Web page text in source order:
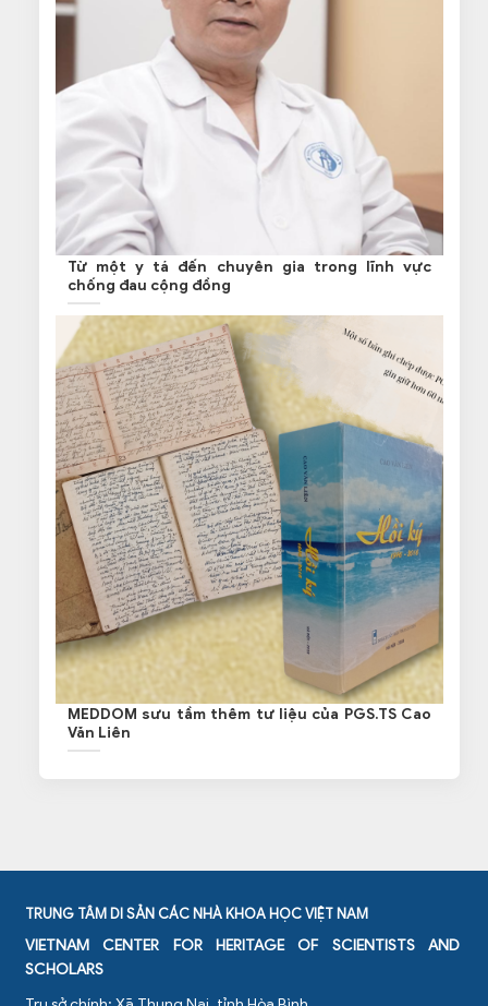
Từ một y tá đến chuyên gia trong lĩnh vực
chống đau cộng đồng
MEDDOM sưu tầm thêm tư liệu của PGS.TS Cao
Văn Liên
TRUNG TÂM DI SẢN CÁC NHÀ KHOA HỌC VIỆT NAM
VIETNAM CENTER FOR HERITAGE OF SCIENTISTS AND
SCHOLARS